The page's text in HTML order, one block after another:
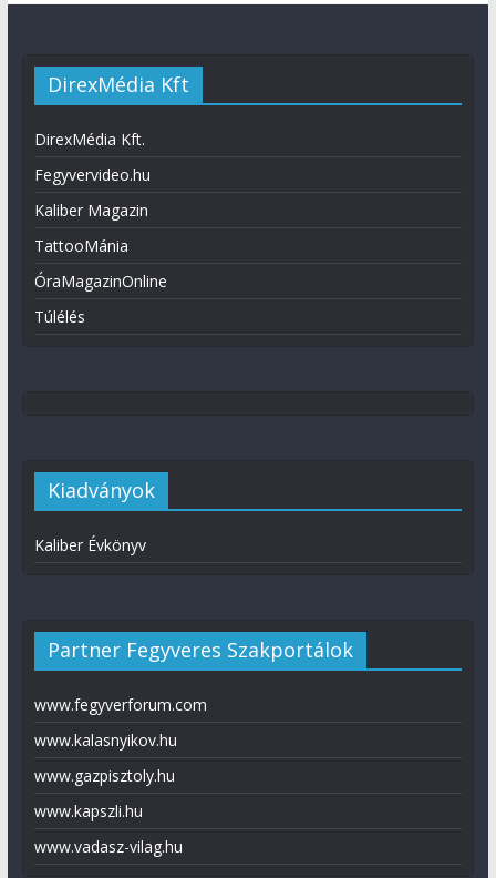
DirexMédia Kft
DirexMédia Kft.
Fegyvervideo.hu
Kaliber Magazin
TattooMánia
ÓraMagazinOnline
Túlélés
Kiadványok
Kaliber Évkönyv
Partner Fegyveres Szakportálok
www.fegyverforum.com
www.kalasnyikov.hu
www.gazpisztoly.hu
www.kapszli.hu
www.vadasz-vilag.hu